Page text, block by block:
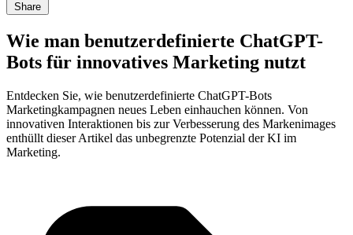
Share
Wie man benutzerdefinierte ChatGPT-
Bots für innovatives Marketing nutzt
Entdecken Sie, wie benutzerdefinierte ChatGPT-Bots
Marketingkampagnen neues Leben einhauchen können. Von
innovativen Interaktionen bis zur Verbesserung des Markenimages
enthüllt dieser Artikel das unbegrenzte Potenzial der KI im
Marketing.